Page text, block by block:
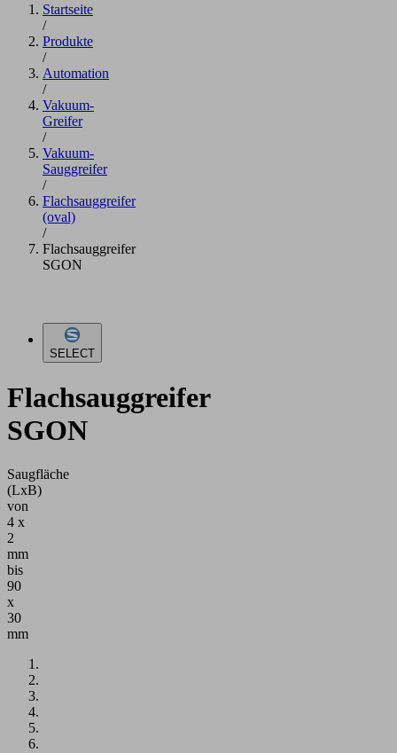
Startseite
/
Produkte
/
Automation
/
Vakuum-
Greifer
/
Vakuum-
Sauggreifer
/
Flachsauggreifer
(oval)
/
Flachsauggreifer
SGON
SELECT
Flachsauggreifer
SGON
Saugfläche
(LxB)
von
4 x
2
mm
bis
90
x
30
mm